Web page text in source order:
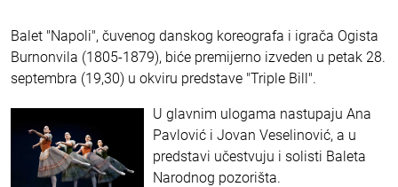
Balet "Napoli", čuvenog danskog koreografa i igrača Ogista
Burnonvila (1805-1879), biće premijerno izveden u petak 28.
septembra (19,30) u okviru predstave "Triple Bill".
U glavnim ulogama nastupaju Ana
Pavlović i Jovan Veselinović, a u
predstavi učestvuju i solisti Baleta
Narodnog pozorišta.